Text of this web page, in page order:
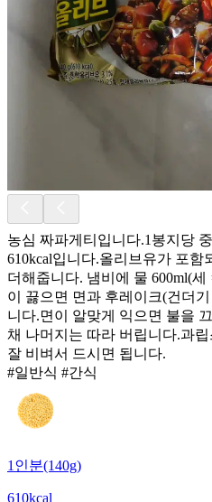
농심 짜파게티입니다.1봉지당
610kcal입니다.올리브유가 포
더해줍니다. 냄비에 물 600ml(
이 끓으면 면과 후레이크(건더
니다.면이 알맞게 익으면 불을
채 나머지는 따라 버립니다.과
잘 비벼서 드시면 됩니다.
#일반식 #간식
1인분(140g)
610kcal